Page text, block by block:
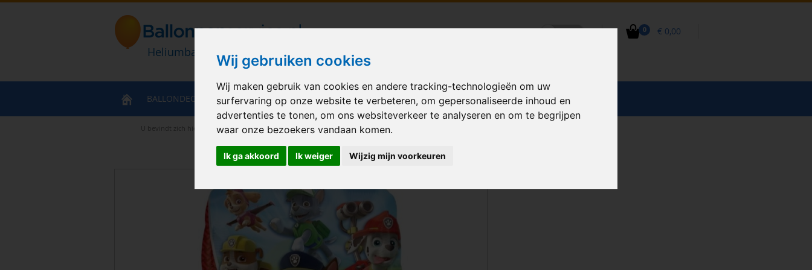
Wij gebruiken cookies
Wij maken gebruik van cookies en andere tracking-technologieën om uw
surfervaring op onze website te verbeteren, om gepersonaliseerde inhoud en
advertenties te tonen, om ons websiteverkeer te analyseren en om te begrijpen
waar onze bezoekers vandaan komen.
Ik ga akkoord Ik weiger Wijzig mijn voorkeuren
0 € 0,00
Heliumballonnen en ballondecoraties bezorgd in heel Nederland
U bevindt zich hier Home > Paw Patrol
BALLONDECORATIES HELIUM BALLONNEN GELEGENHEID VERHUUR BEDRUKKEN ACCESSOIRES